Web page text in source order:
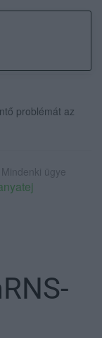
problémát az
ügye